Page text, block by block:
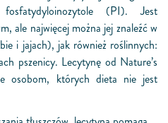
(PI). Jest
ale najwięcej można jej znaleźć w
i jajach), jak również roślinnych:
pszenicy. Lecytynę od Nature’s
osobom, których dieta nie jest